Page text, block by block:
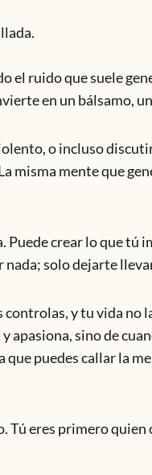
el ruido que suele
en un bálsamo,
o incluso
misma mente que
crear lo que tú
nada; solo dejarte
controlas, y tu vida
apasiona, sino de
puedes callar la
eres primero quien